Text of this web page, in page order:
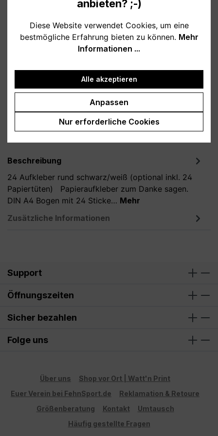
auswählen
Produkt Anzahl: Gib den gewünschten
In den Warenkorb
Produktnummer: A100017-S
Beschreibung
24 Aufkleber rund schwarz/weiß (optional inkl. 24
Papiertüten) Papieraufkleber zum Danke sagen.
DIN A4 Bogen mit 24 Sticke… Mehr
Zusätzliche Informationen
Support
Öffnungszeiten
Sicher bezahlen
Folge uns
Über uns
Shop vor Ort | Watt'n Print
Euer Verein bei FehnSport.de
Reklamation & Retoure
Größenberatung
Kontakt
Umtausch
Häufig gestellte Fragen
anbieten? ;-)
Diese Website verwendet Cookies, um eine
bestmögliche Erfahrung bieten zu können. Mehr
Informationen ...
Alle akzeptieren
Anpassen
Nur erforderliche Cookies